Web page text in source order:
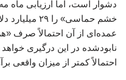
دشوار است، اما ارزیابی ماه
خشم حماسی»
عمده‌ای از آن احتمالاً صرف
نابودشده در این درگیری
احتمالاً کمتر از میزان واقعی